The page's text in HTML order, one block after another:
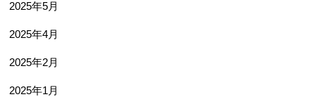
2025年5月
2025年4月
2025年2月
2025年1月